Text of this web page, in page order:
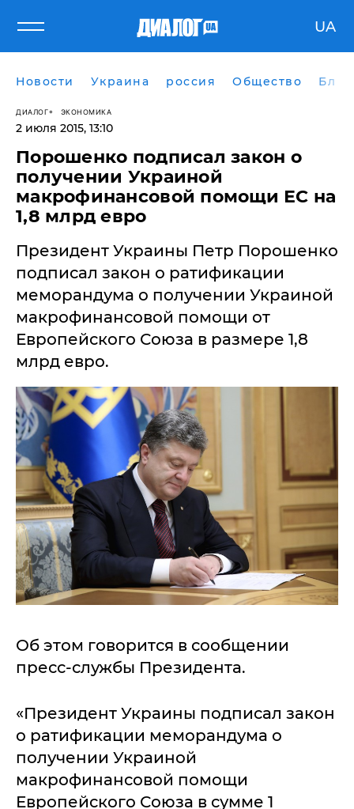
UA
Новости Украина россия Общество
ДИАЛОГ ЭКОНОМИКА
2 июля 2015, 13:10
Порошенко подписал закон о
получении Украиной
макрофинансовой помощи ЕС на
1,8 млрд евро
Президент Украины Петр Порошенко
подписал закон о ратификации
меморандума о получении Украиной
макрофинансовой помощи от
Европейского Союза в размере 1,8
млрд евро.
Об этом говорится в сообщении
пресс-службы Президента.
«Президент Украины подписал закон
о ратификации меморандума о
получении Украиной
макрофинансовой помощи
Европейского Союза в сумме 1